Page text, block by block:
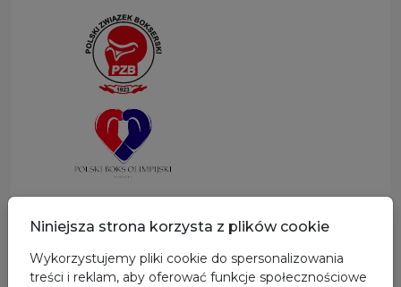
SPONSOR GŁÓWNY
Niniejsza strona korzysta z plików cookie
Wykorzystujemy pliki cookie do spersonalizowania
treści i reklam, aby oferować funkcje społecznościowe